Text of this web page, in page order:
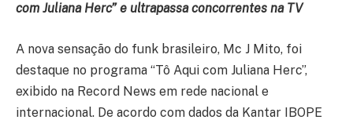
com Juliana Herc” e ultrapassa concorrentes na TV
A nova sensação do funk brasileiro, Mc J Mito, foi
destaque no programa “Tô Aqui com Juliana Herc”,
exibido na Record News em rede nacional e
internacional. De acordo com dados da Kantar IBOPE